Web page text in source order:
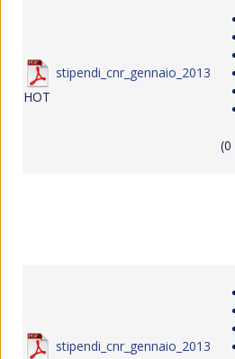
stipendi_cnr_gennaio_2013
HOT
(0
stipendi_cnr_gennaio_2013